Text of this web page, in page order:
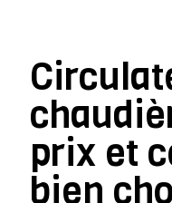
prix et
bien